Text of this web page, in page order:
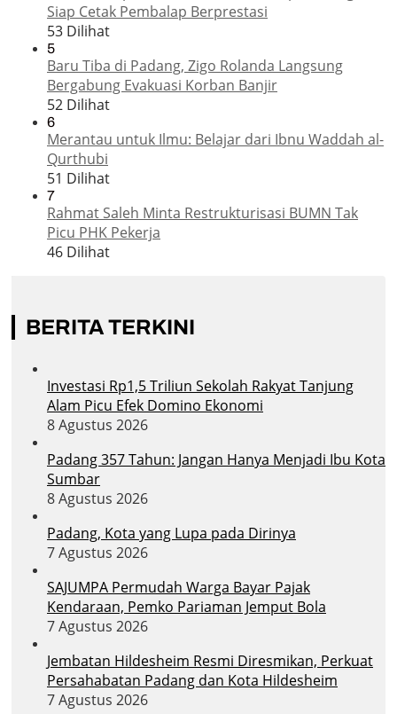
Siap Cetak Pembalap Berprestasi
53 Dilihat
5
Baru Tiba di Padang, Zigo Rolanda Langsung
Bergabung Evakuasi Korban Banjir
52 Dilihat
6
Merantau untuk Ilmu: Belajar dari Ibnu Waddah al-
Qurthubi
51 Dilihat
7
Rahmat Saleh Minta Restrukturisasi BUMN Tak
Picu PHK Pekerja
46 Dilihat
BERITA TERKINI
Investasi Rp1,5 Triliun Sekolah Rakyat Tanjung
Alam Picu Efek Domino Ekonomi
8 Agustus 2026
Padang 357 Tahun: Jangan Hanya Menjadi Ibu Kota
Sumbar
8 Agustus 2026
Padang, Kota yang Lupa pada Dirinya
7 Agustus 2026
SAJUMPA Permudah Warga Bayar Pajak
Kendaraan, Pemko Pariaman Jemput Bola
7 Agustus 2026
Jembatan Hildesheim Resmi Diresmikan, Perkuat
Persahabatan Padang dan Kota Hildesheim
7 Agustus 2026